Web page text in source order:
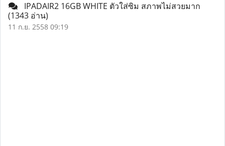
IPADAIR2 16GB WHITE ตัวใส่ซิม สภาพไม่สวยมาก
(1343 อ่าน)
11 ก.ย. 2558 09:19